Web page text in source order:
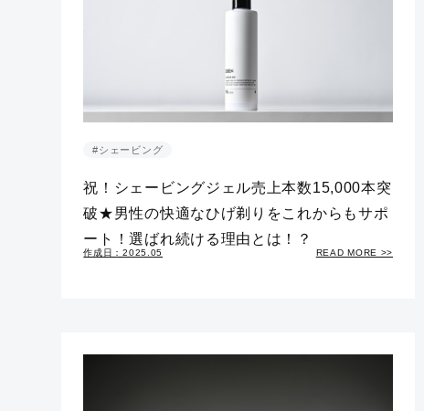
#シェービング
祝！シェービングジェル売上本数15,000本突
破★男性の快適なひげ剃りをこれからもサポ
ート！選ばれ続ける理由とは！？
READ MORE >>
作成日：2025.05